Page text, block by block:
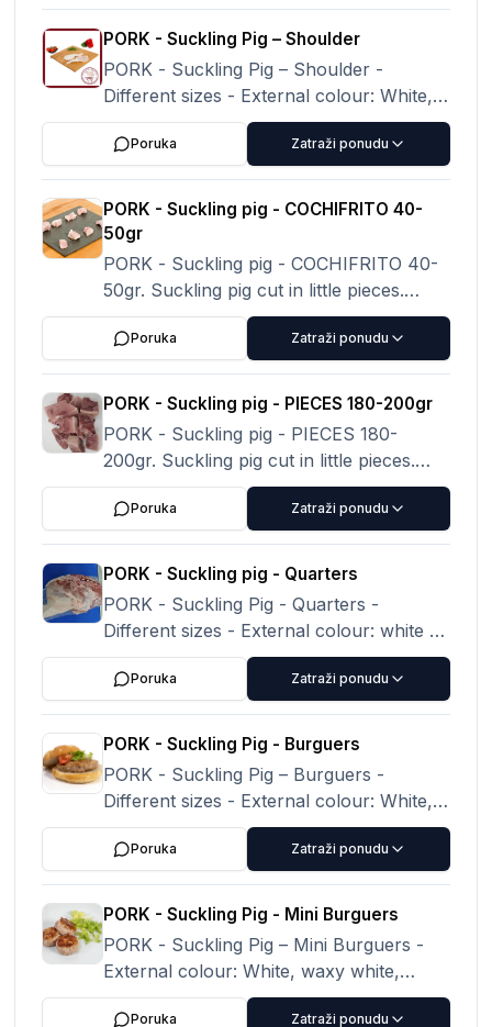
PORK - Suckling Pig – Shoulder
PORK - Suckling Pig – Shoulder -
Different sizes - External colour: White,
waxy white, clean and homogeneous.
Meat colour: Pale pink, pale red, pearly
Poruka Zatraži ponudu
PORK - Suckling pig - COCHIFRITO 40-
50gr
PORK - Suckling pig - COCHIFRITO 40-
50gr. Suckling pig cut in little pieces.
MAY CONTAIN BONES AND/OR SKIN
Poruka Zatraži ponudu
PORK - Suckling pig - PIECES 180-200gr
PORK - Suckling pig - PIECES 180-
200gr. Suckling pig cut in little pieces.
MAY CONTAIN BONES AND/OR SKIN
Poruka Zatraži ponudu
PORK - Suckling pig - Quarters
PORK - Suckling Pig - Quarters -
Different sizes - External colour: white or
pale pink, clean and homogeneous. Meat
colour: pale pink, pale red.
Poruka Zatraži ponudu
PORK - Suckling Pig - Burguers
PORK - Suckling Pig – Burguers -
Different sizes - External colour: White,
waxy white, clean and homogeneous.
Meat colour: Pale pink, pale red, pearly
Poruka Zatraži ponudu
PORK - Suckling Pig - Mini Burguers
PORK - Suckling Pig – Mini Burguers -
External colour: White, waxy white,
clean and homogeneous. Meat colour:
Poruka Zatraži ponudu